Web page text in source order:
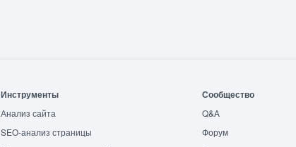
Инструменты
Анализ сайта
SEO-анализ страницы
Сообщество
Q&A
Форум